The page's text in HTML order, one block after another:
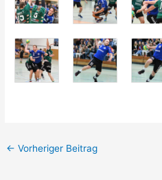
← Vorheriger Beitrag